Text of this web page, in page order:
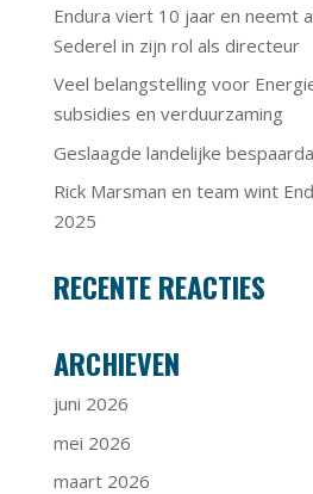
Endura viert 10 jaar en neemt
Sederel in zijn rol als directeur
Veel belangstelling voor
subsidies en verduurzaming
Geslaagde landelijke
Rick Marsman en team wint
2025
RECENTE REACTIES
ARCHIEVEN
juni 2026
mei 2026
maart 2026